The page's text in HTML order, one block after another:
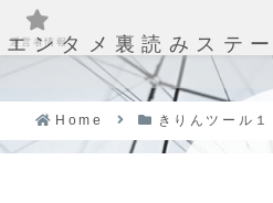
エンタメ裏読みステ
Home きりんツール１
運営者情報